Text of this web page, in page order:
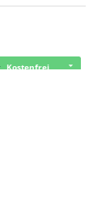
Kostenfrei